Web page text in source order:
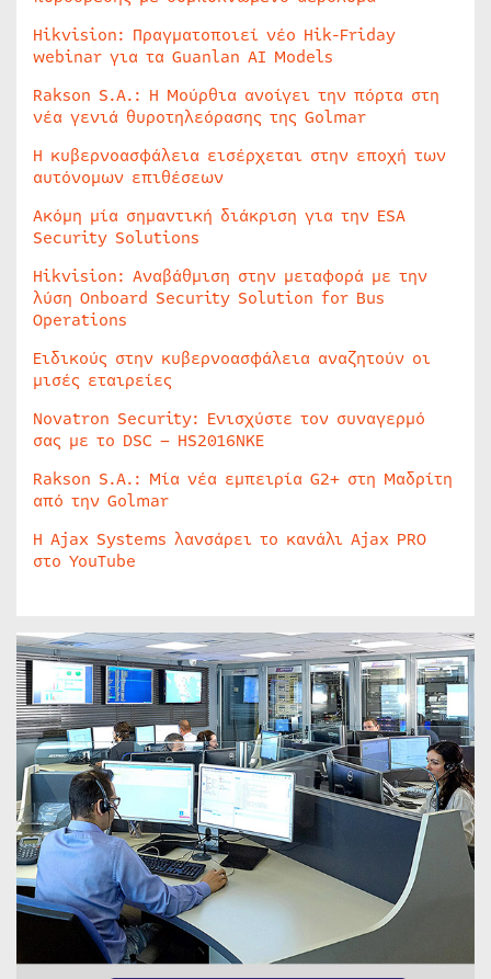
Hikvision: Πραγματοποιεί νέο Hik-Friday
webinar για τα Guanlan AI Models
Rakson S.A.: Η Μούρθια ανοίγει την πόρτα στη
νέα γενιά θυροτηλεόρασης της Golmar
Η κυβερνοασφάλεια εισέρχεται στην εποχή των
αυτόνομων επιθέσεων
Ακόμη μία σημαντική διάκριση για την ESA
Security Solutions
Hikvision: Αναβάθμιση στην μεταφορά με την
λύση Onboard Security Solution for Bus
Operations
Ειδικούς στην κυβερνοασφάλεια αναζητούν οι
μισές εταιρείες
Novatron Security: Ενισχύστε τον συναγερμό
σας με το DSC – HS2016NKE
Rakson S.A.: Μία νέα εμπειρία G2+ στη Μαδρίτη
από την Golmar
Η Ajax Systems λανσάρει το κανάλι Ajax PRO
στο YouTube